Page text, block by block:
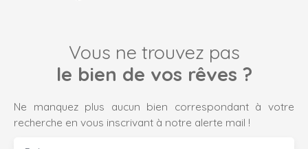
Vous ne trouvez pas
le bien de vos rêves ?
Ne manquez plus aucun bien correspondant à votre
recherche en vous inscrivant à notre alerte mail !